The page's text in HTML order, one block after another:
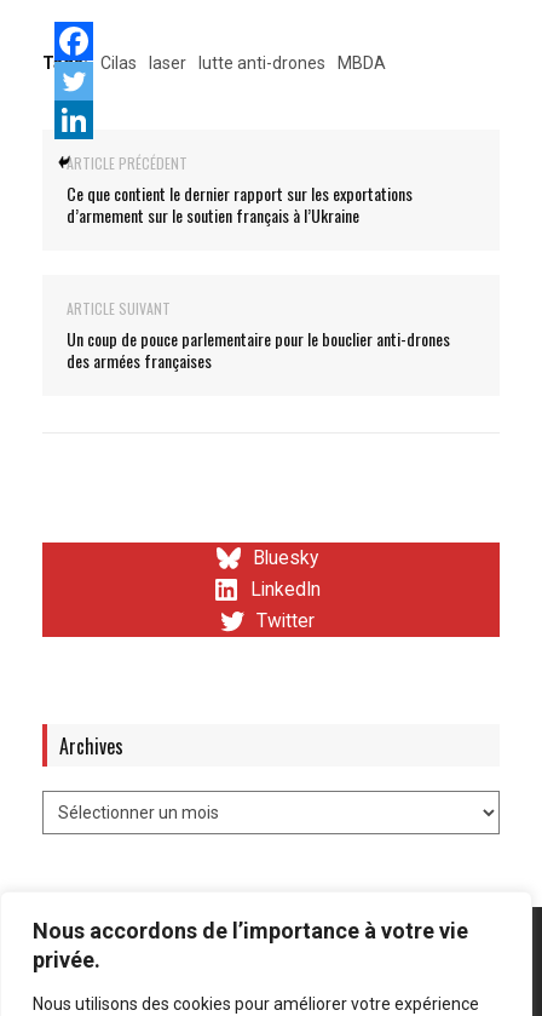
Nous accordons de l’importance à votre vie
privée.
Nous utilisons des cookies pour améliorer votre expérience
Tags: Cilas laser lutte anti-drones MBDA
ARTICLE PRÉCÉDENT
Ce que contient le dernier rapport sur les exportations
d’armement sur le soutien français à l’Ukraine
ARTICLE SUIVANT
Un coup de pouce parlementaire pour le bouclier anti-drones
des armées françaises
Bluesky
LinkedIn
Twitter
Archives